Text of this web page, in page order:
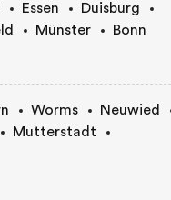
Essen
Duisburg
Münster Bonn
Worms
Neuwied
Mutterstadt